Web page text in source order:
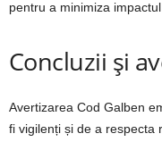
pentru a minimiza
Concluzii și
Avertizarea Cod Galben
fi vigilenți și de a respecta